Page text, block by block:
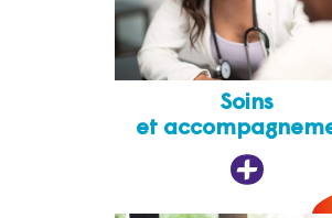
Soins
et